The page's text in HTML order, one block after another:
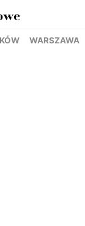
WARSZAWA